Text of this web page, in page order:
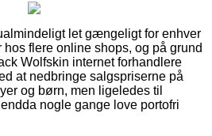
let gængeligt for enhver
flere online shops, og på grund
Wolfskin internet forhandlere
at nedbringe salgspriserne på
og børn, men ligeledes til
nogle gange love portofri